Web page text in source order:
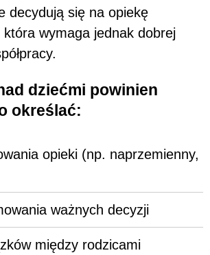
decydują się na opiekę
wymaga jednak dobrej
dziećmi powinien
określać:
opieki (np. naprzemienny,
ważnych decyzji
między rodzicami